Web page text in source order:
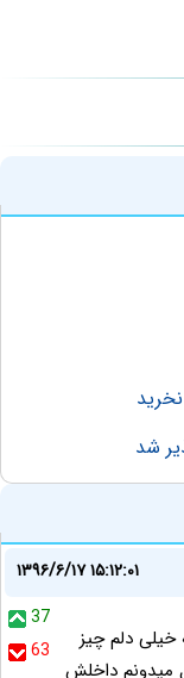
شد
۱۳۹۶/۶/۱۷ ۱۵:۱۲:۰۱
37
63
دلم چیز
میدونم داخلش